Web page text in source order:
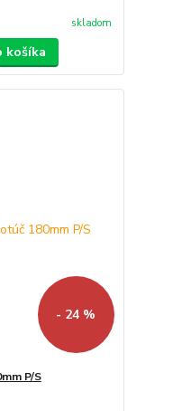
skladom
košíka
- 24 %
P/S